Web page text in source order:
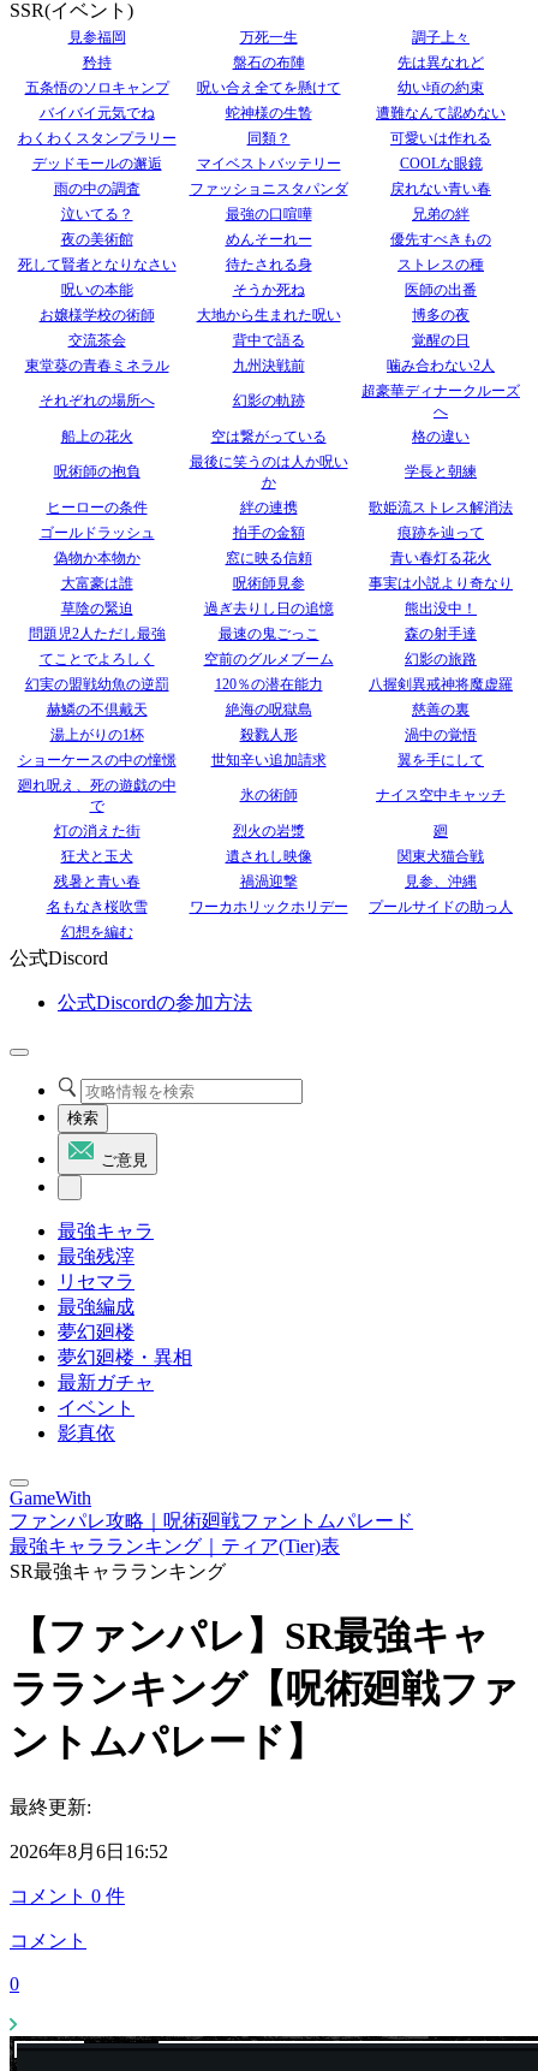
SSR(イベント)
見参福岡 万死一生
調子上々
矜持
盤石の布陣
先は異なれど
五条悟のソロキャンプ
呪い合え全てを懸けて
幼い頃の約束
バイバイ元気でね
蛇神様の生贄
遭難なんて認めない
わくわくスタンプラリー
同類？
可愛いは作れる
デッドモールの邂逅
マイベストバッテリー
COOLな眼鏡
雨の中の調査
ファッショニスタパンダ
戻れない青い春
泣いてる？
最強の口喧嘩
兄弟の絆
夜の美術館
めんそーれー
優先すべきもの
死して賢者となりなさい
待たされる身
ストレスの種
呪いの本能
そうか死ね
医師の出番
お嬢様学校の術師
大地から生まれた呪い
博多の夜
交流茶会
背中で語る
覚醒の日
東堂葵の青春ミネラル
九州決戦前 噛み合わない2人
それぞれの場所へ 幻影の軌跡
超豪華ディナークルーズ
へ
船上の花火
空は繋がっている 格の違い
呪術師の抱負
最後に笑うのは人か呪い
か
学長と朝練
ヒーローの条件 絆の連携
歌姫流ストレス解消法
ゴールドラッシュ
拍手の金額
痕跡を辿って
偽物か本物か
窓に映る信頼
青い春灯る花火
大富豪は誰
呪術師見参
事実は小説より奇なり
草陰の緊迫
過ぎ去りし日の追憶
熊出没中！
問題児2人ただし最強
最速の鬼ごっこ
森の射手達
てことでよろしく
空前のグルメブーム
幻影の旅路
幻実の盟戦幼魚の逆罰
120％の潜在能力
八握剣異戒神将魔虚羅
赫鱗の不倶戴天
絶海の呪獄島
慈善の裏
湯上がりの1杯
殺戮人形
渦中の覚悟
ショーケースの中の憧憬
世知辛い追加請求
翼を手にして
廻れ呪え、死の遊戯の中
で
氷の術師 ナイス空中キャッチ
灯の消えた街 烈火の岩漿
廻
狂犬と玉犬
遺されし映像
関東犬猫合戦
残暑と青い春
禍渦迎撃
見参、沖縄
名もなき桜吹雪
ワーカホリックホリデー
プールサイドの助っ人
幻想を編む
公式Discord
公式Discordの参加方法
検索
ご意見
最強キャラ
最強残滓
リセマラ
最強編成
夢幻廻楼
夢幻廻楼・異相
最新ガチャ
イベント
影真依
GameWith
ファンパレ攻略｜呪術廻戦ファントムパレード
最強キャラランキング｜ティア(Tier)表
SR最強キャラランキング
【ファンパレ】SR最強キャ
ラランキング【呪術廻戦ファ
ントムパレード】
最終更新:
2026年8月6日16:52
コメント 0 件
コメント
0